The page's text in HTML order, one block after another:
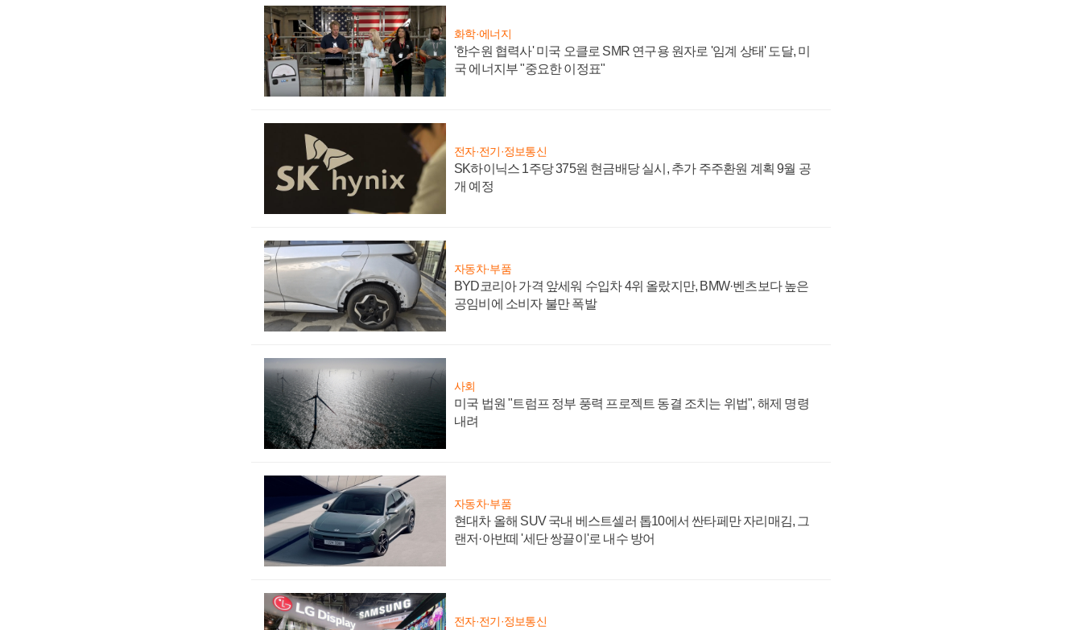
화학·에너지
'한수원 협력사' 미국 오클로 SMR 연구용 원자로 '임계 상태' 도달, 미
국 에너지부 "중요한 이정표"
전자·전기·정보통신
SK하이닉스 1주당 375원 현금배당 실시, 추가 주주환원 계획 9월 공
개 예정
자동차·부품
BYD코리아 가격 앞세워 수입차 4위 올랐지만, BMW·벤츠보다 높은
공임비에 소비자 불만 폭발
사회
미국 법원 "트럼프 정부 풍력 프로젝트 동결 조치는 위법", 해제 명령
내려
자동차·부품
현대차 올해 SUV 국내 베스트셀러 톱10에서 싼타페만 자리매김, 그
랜저·아반떼 '세단 쌍끌이'로 내수 방어
전자·전기·정보통신